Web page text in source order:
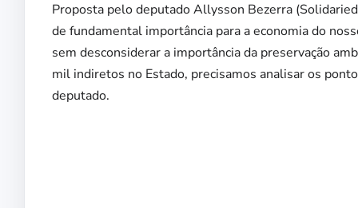
Proposta pelo deputado Allysson Bezerra
de fundamental importância para a economia do
sem desconsiderar a importância da preservação
mil indiretos no Estado, precisamos analisar os
deputado.